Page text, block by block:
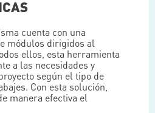
cuenta con una
módulos dirigidos al
ellos, esta herramienta
a las necesidades y
según el tipo de
Con esta solución,
manera efectiva el